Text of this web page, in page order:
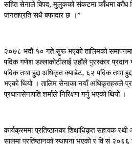
सहित सेनाले विपद, मुलुकको संकटमा काँधमा काँध
जनताप्रति सधै बफादार छ ।”
२०७८ भदौ १० गते सुरू भएको तालिमको
पदिक गणेश डल्लाकोटीलाई उहाँले पुरस्कार प्रदान
पदिक तथा हुद्दा अधिकृत क्याडेट, ६२ पदिक तथा
भएको थियो । तालिम सेनाका नयाँ अधिकृतहरुले
प्रधानसेनापति शर्माले निरिक्षण गर्नु भएको थियो ।
कार्यक्रममा प्रतिष्ठानका शिक्षाधिकृत सहायक
सालमा प्रतिष्ठानको स्थापना भएको र वि सं